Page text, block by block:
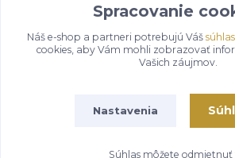
od 8:00 - do 16:00 hod
info@kotlikovesupravy.sk
Spracovanie
Náš e-shop a partneri potrebujú Váš súhlas
cookies, aby Vám mohli zobrazovať
Vašich záujmov.
Nastavenia
Súhlas môžete odmietnuť